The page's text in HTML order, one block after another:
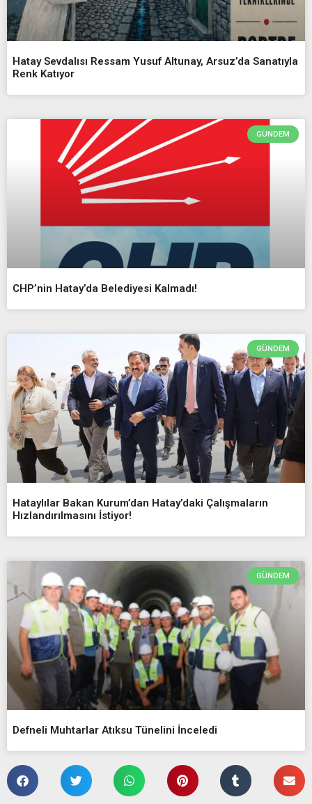
Hatay Sevdalısı Ressam Yusuf Altunay, Arsuz’da Sanatıyla
Renk Katıyor
GÜNDEM
CHP’nin Hatay’da Belediyesi Kalmadı!
GÜNDEM
Hataylılar Bakan Kurum’dan Hatay’daki Çalışmaların
Hızlandırılmasını İstiyor!
GÜNDEM
Defneli Muhtarlar Atıksu Tünelini İnceledi